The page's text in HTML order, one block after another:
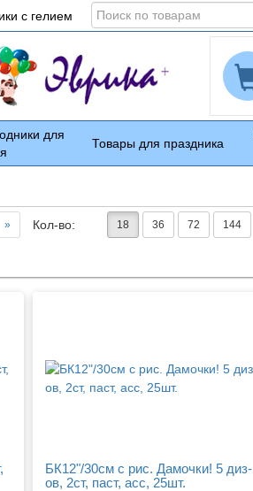
с гелием
Поиск
товарам
для
Товары для праздника
» Кол-во: 18 36 72 144
БК12"/30см с рис. Дамочки! 5 диз-
ов, 2ст, паст, асс, 25шт.